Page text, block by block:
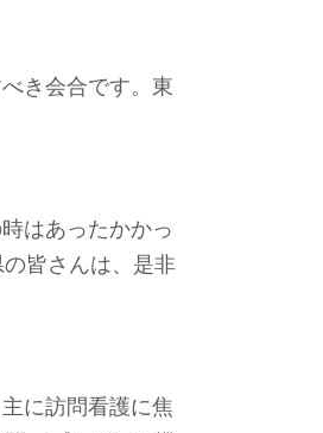
き会合です。東
はあったかかっ
皆さんは、是非
に訪問看護に焦